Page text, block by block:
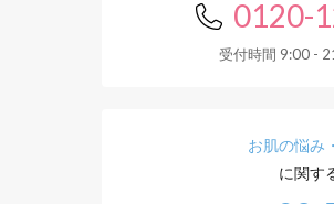
0120-
受付時間 9:00 -
お肌の悩み
に関す